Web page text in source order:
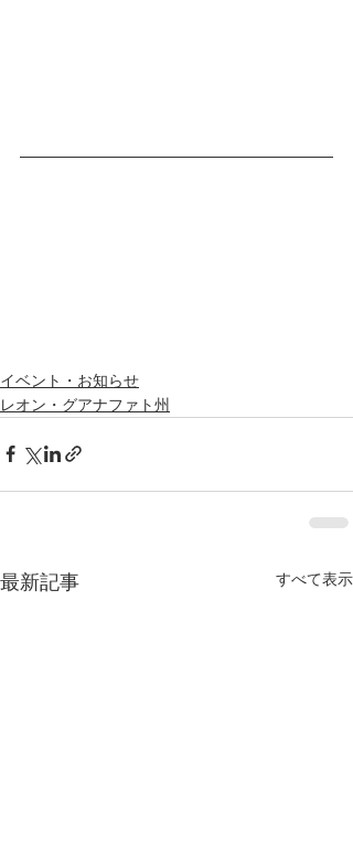
イベント・お知らせ
レオン・グアナファト州
最新記事 すべて表示